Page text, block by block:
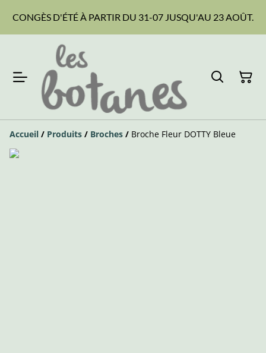
CONGÈS D'ÉTÉ À PARTIR DU 31-07 JUSQU'AU 23 AOÛT.
Accueil / Produits / Broches / Broche Fleur DOTTY Bleue